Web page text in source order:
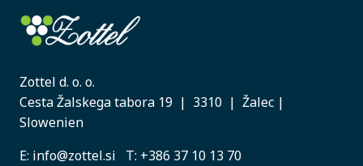
Zottel d. o. o.
Cesta Žalskega tabora 19 | 3310 | Žalec |
Slowenien
E: info@zottel.si T: +386 37 10 13 70